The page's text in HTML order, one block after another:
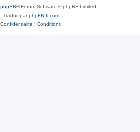
phpBB® Forum Software © phpBB Limited
Traduit parphpBB-fr.com
Confidentialité | Conditions